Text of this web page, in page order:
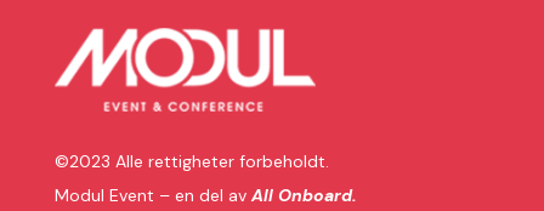
©2023 Alle rettigheter forbeholdt.
Modul Event – en del av All Onboard.